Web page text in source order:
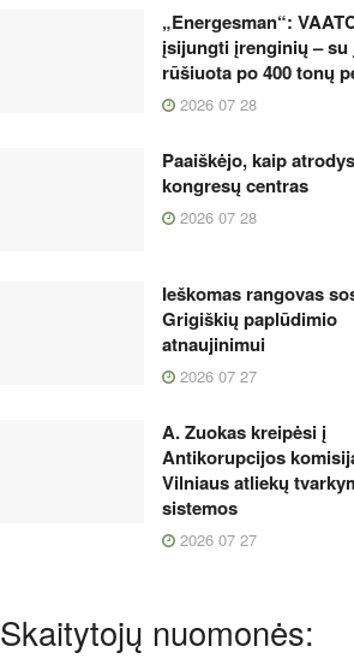
„Energesman“:
įsijungti įrenginių – su
rūšiuota po 400 tonų
2026 07 28
Paaiškėjo, kaip
kongresų centras
2026 07 28
Ieškomas rangovas
Grigiškių paplūdimio
atnaujinimui
2026 07 27
A. Zuokas kreipėsi į
Antikorupcijos
Vilniaus atliekų
sistemos
2026 07 27
Skaitytojų nuomonės: